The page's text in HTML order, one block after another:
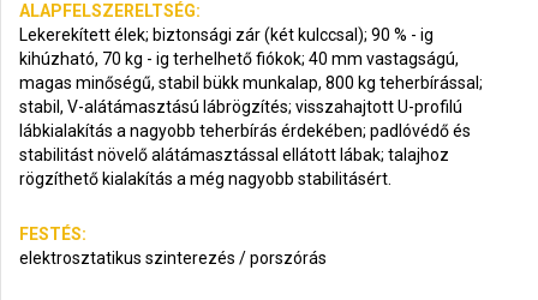
ALAPFELSZERELTSÉG:
Lekerekített élek; biztonsági zár (két kulccsal); 90 % - ig
kihúzható, 70 kg - ig terhelhető fiókok; 40 mm vastagságú,
magas minőségű, stabil bükk munkalap, 800 kg teherbírással;
stabil, V-alátámasztású lábrögzítés; visszahajtott U-profilú
lábkialakítás a nagyobb teherbírás érdekében; padlóvédő és
stabilitást növelő alátámasztással ellátott lábak; talajhoz
rögzíthető kialakítás a még nagyobb stabilitásért.
FESTÉS:
elektrosztatikus szinterezés / porszórás